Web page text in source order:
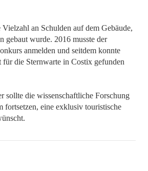
an Schulden auf dem Gebäude,
gebaut wurde. 2016 musste der
anmelden und seitdem konnte
für die Sternwarte in Costix gefunden
sollte die wissenschaftliche Forschung
fortsetzen, eine exklusiv touristische